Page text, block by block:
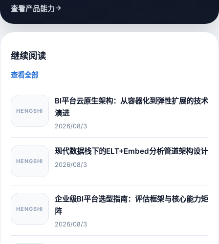
查看产品能力→
继续阅读
查看全部
HENGSHI
BI平台云原生架构：从容器化到弹性扩展的技术
演进
2026/08/3
HENGSHI
现代数据栈下的ELT+Embed分析管道架构设计
2026/08/3
HENGSHI
企业级BI平台选型指南：评估框架与核心能力矩
阵
2026/08/3